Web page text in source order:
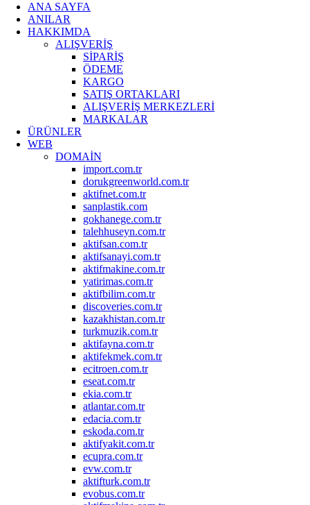
ANA SAYFA
ANILAR
HAKKIMDA
ALIŞVERİŞ
SİPARİŞ
ÖDEME
KARGO
SATIŞ ORTAKLARI
ALIŞVERİŞ MERKEZLERİ
MARKALAR
ÜRÜNLER
WEB
DOMAİN
import.com.tr
dorukgreenworld.com.tr
aktifnet.com.tr
sanplastik.com
gokhanege.com.tr
talehhuseyn.com.tr
aktifsan.com.tr
aktifsanayi.com.tr
aktifmakine.com.tr
yatirimas.com.tr
aktifbilim.com.tr
discoveries.com.tr
kazakhistan.com.tr
turkmuzik.com.tr
aktifayna.com.tr
aktifekmek.com.tr
ecitroen.com.tr
eseat.com.tr
ekia.com.tr
atlantar.com.tr
edacia.com.tr
eskoda.com.tr
aktifyakit.com.tr
ecupra.com.tr
evw.com.tr
aktifturk.com.tr
evobus.com.tr